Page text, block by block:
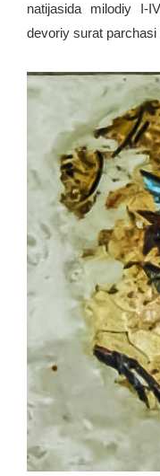
natijasida milodiy I-
devoriy surat parchasi